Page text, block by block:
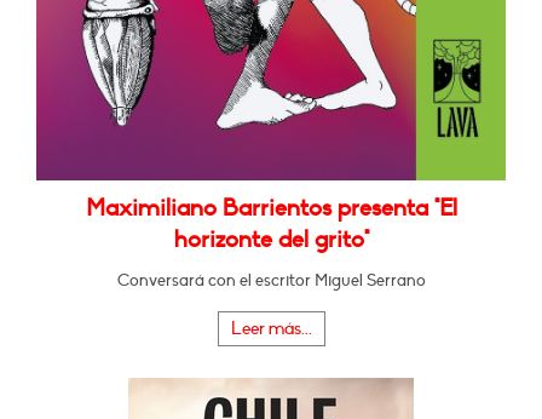
Maximiliano Barrientos presenta "El
horizonte del grito"
Conversará con el escritor Miguel Serrano
Leer más...